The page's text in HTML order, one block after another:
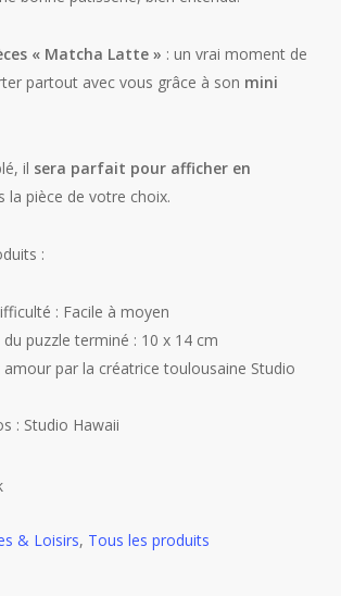
« Matcha Latte » : un vrai moment de
partout avec vous grâce à son mini
il sera parfait pour afficher en
la pièce de votre choix.
:
: Facile à moyen
puzzle terminé : 10 x 14 cm
amour par la créatrice toulousaine Studio
: Studio Hawaii
& Loisirs, Tous les produits